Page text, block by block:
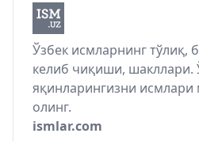
Ўзбек исмларнинг тўлиқ,
келиб чиқиши, шакллари.
яқинларингизни
олинг.
ismlar.com